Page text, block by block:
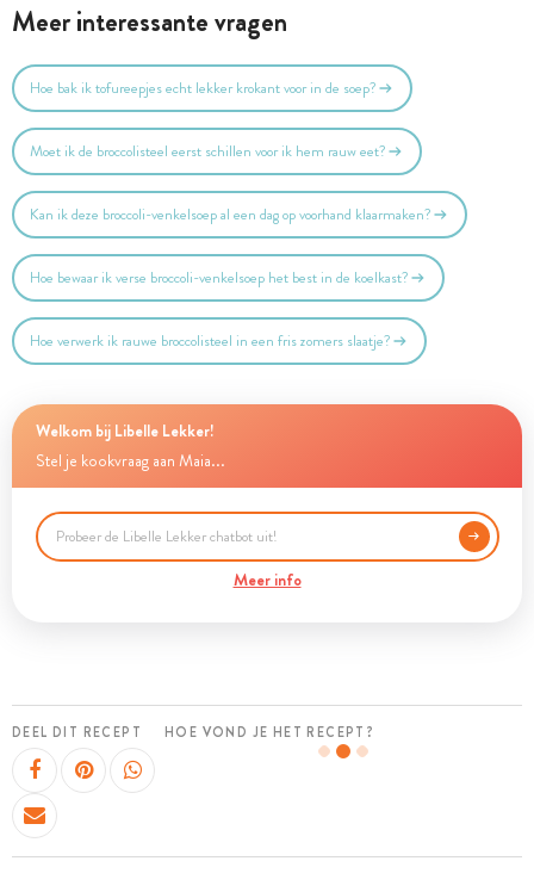
Meer interessante vragen
Hoe bak ik tofureepjes echt lekker krokant voor in de soep?
Moet ik de broccolisteel eerst schillen voor ik hem rauw eet?
Kan ik deze broccoli-venkelsoep al een dag op voorhand klaarmaken?
Hoe bewaar ik verse broccoli-venkelsoep het best in de koelkast?
Hoe verwerk ik rauwe broccolisteel in een fris zomers slaatje?
Welkom bij Libelle Lekker!
Stel je kookvraag aan Maia...
Meer info
DEEL DIT RECEPT HOE VOND JE HET RECEPT?